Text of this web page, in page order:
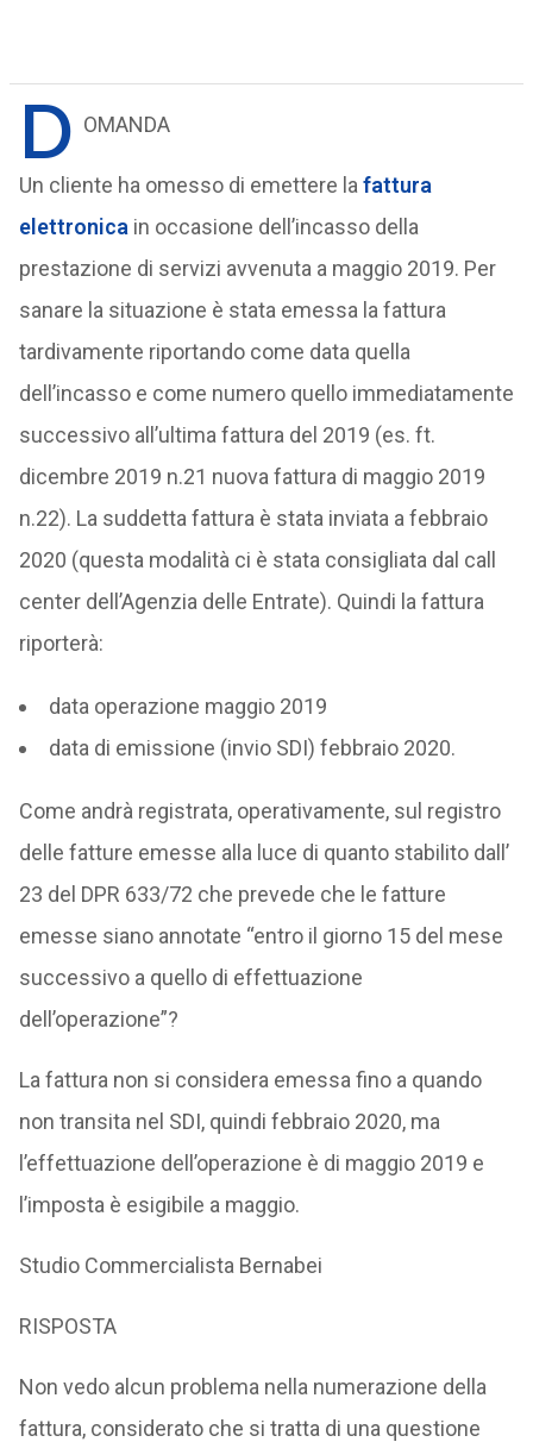
D OMANDA
Un cliente ha omesso di emettere la fattura
elettronica in occasione dell’incasso della
prestazione di servizi avvenuta a maggio 2019. Per
sanare la situazione è stata emessa la fattura
tardivamente riportando come data quella
dell’incasso e come numero quello immediatamente
successivo all’ultima fattura del 2019 (es. ft.
dicembre 2019 n.21 nuova fattura di maggio 2019
n.22). La suddetta fattura è stata inviata a febbraio
2020 (questa modalità ci è stata consigliata dal call
center dell’Agenzia delle Entrate). Quindi la fattura
riporterà:
data operazione maggio 2019
data di emissione (invio SDI) febbraio 2020.
Come andrà registrata, operativamente, sul registro
delle fatture emesse alla luce di quanto stabilito dall’
23 del DPR 633/72 che prevede che le fatture
emesse siano annotate “entro il giorno 15 del mese
successivo a quello di effettuazione
dell’operazione”?
La fattura non si considera emessa fino a quando
non transita nel SDI, quindi febbraio 2020, ma
l’effettuazione dell’operazione è di maggio 2019 e
l’imposta è esigibile a maggio.
Studio Commercialista Bernabei
RISPOSTA
Non vedo alcun problema nella numerazione della
fattura, considerato che si tratta di una questione